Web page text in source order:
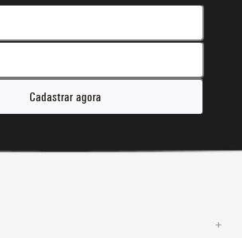
Cadastrar agora
+